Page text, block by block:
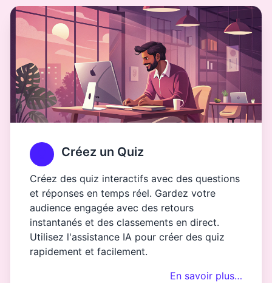
Créez un Quiz
Créez des quiz interactifs avec des questions
et réponses en temps réel. Gardez votre
audience engagée avec des retours
instantanés et des classements en direct.
Utilisez l'assistance IA pour créer des quiz
rapidement et facilement.
En savoir plus…